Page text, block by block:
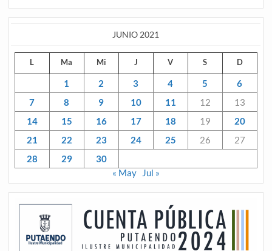
JUNIO 2021
L Ma Mi J V S D
1 2 3 4 5
6
7
8 9 10 11 12
13
14
15 16 17 18 19
20
21
22 23 24 25 26
27
28
29
30
« May
Jul »